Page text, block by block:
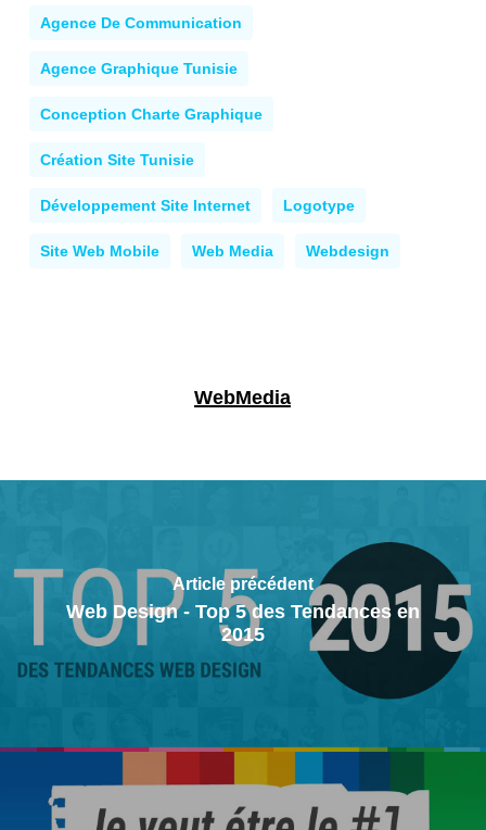
Agence De Communication
Agence Graphique Tunisie
Conception Charte Graphique
Création Site Tunisie
Développement Site Internet Logotype
Site Web Mobile Web Media Webdesign
WebMedia
Article précédent
Web Design - Top 5 des Tendances en
2015